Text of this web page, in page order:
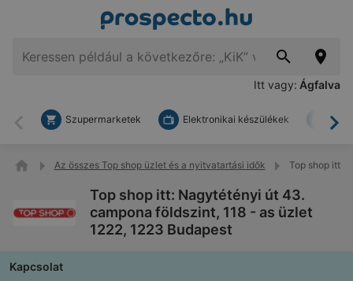
Itt vagy: Ágfalva
Vissza
Szupermarketek Elektronikai készülékek
Az összes Top shop üzlet és a nyitvatartási idők Top shop itt:
Top shop itt: Nagytétényi út 43.
campona földszint, 118 - as üzlet
1222, 1223 Budapest
Kapcsolat